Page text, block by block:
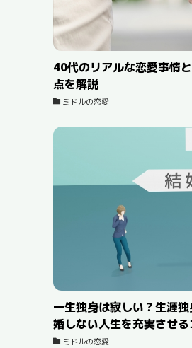
40代のリアルな恋愛事情
点を解説
ミドルの恋愛
一生独身は寂しい？生涯
婚しない人生を充実させる
ミドルの恋愛